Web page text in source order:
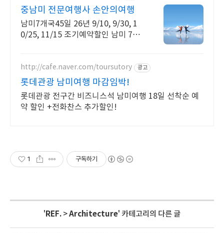
중남미 전문여행사 손안의여행
남미7개국45일 26년 9/10, 9/30, 1
0/25, 11/15 조기예약할인 남미 7개
http://cafe.naver.com/toursutory 광고
롯데관광 남미여행 마감임박!
롯데관광 전구간 비즈니스석 남미여행 18일 선착순 예
약 할인 +전화찬스 추가할인!
1 구독하기
' REF. >Architecture' 카테고리의 다른 글